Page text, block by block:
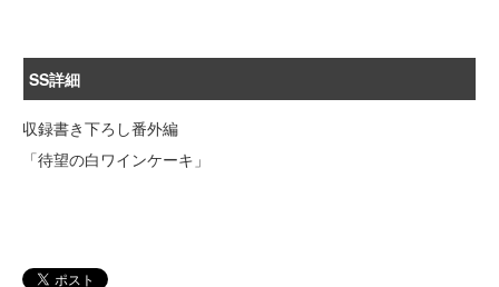
SS詳細
収録書き下ろし番外編
「待望の白ワインケーキ」